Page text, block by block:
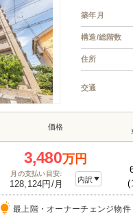
築年月
構造/総階数
住所
交通
価格
3,480万円
月の支払い目安:
128,124円/月 内訳
最上階・オーナーチェンジ物件